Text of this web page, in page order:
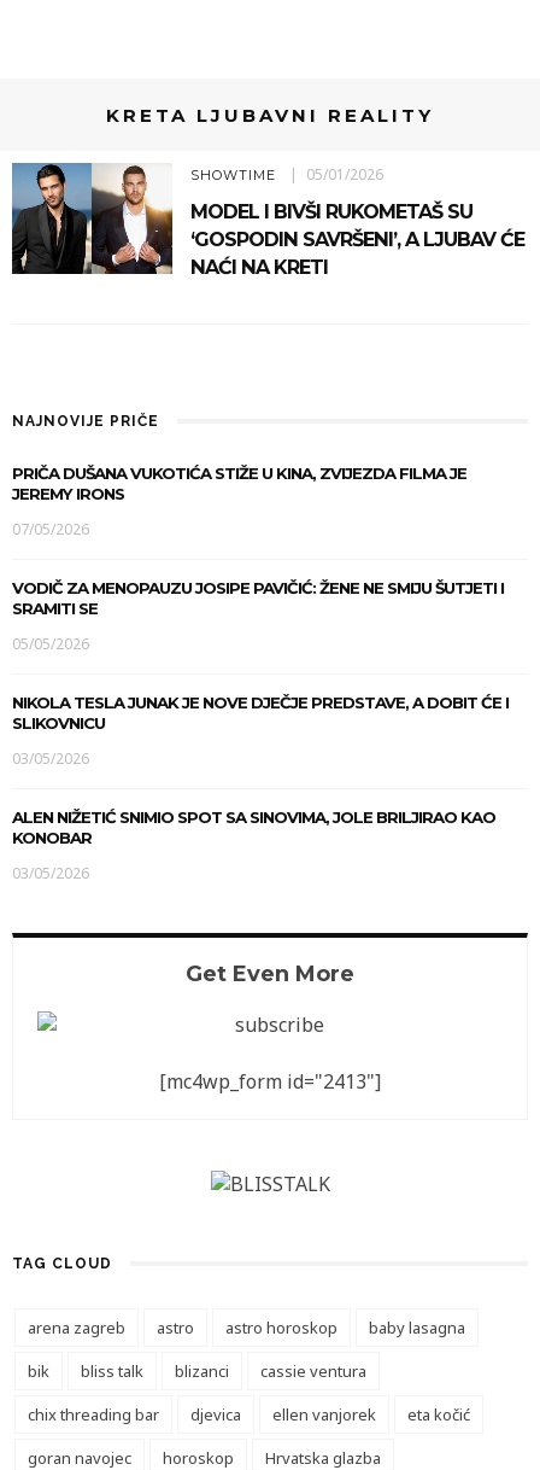
KRETA LJUBAVNI REALITY
SHOWTIME 05/01/2026
MODEL I BIVŠI RUKOMETAŠ SU
‘GOSPODIN SAVRŠENI’, A LJUBAV ĆE
NAĆI NA KRETI
NAJNOVIJE PRIČE
PRIČA DUŠANA VUKOTIĆA STIŽE U KINA, ZVIJEZDA FILMA JE
JEREMY IRONS
07/05/2026
VODIČ ZA MENOPAUZU JOSIPE PAVIČIĆ: ŽENE NE SMIJU ŠUTJETI I
SRAMITI SE
05/05/2026
NIKOLA TESLA JUNAK JE NOVE DJEČJE PREDSTAVE, A DOBIT ĆE I
SLIKOVNICU
03/05/2026
ALEN NIŽETIĆ SNIMIO SPOT SA SINOVIMA, JOLE BRILJIRAO KAO
KONOBAR
03/05/2026
Get Even More
[mc4wp_form id="2413"]
TAG CLOUD
arena zagreb astro astro horoskop
baby lasagna
bik
bliss talk blizanci
cassie ventura
chix threading bar
djevica ellen vanjorek
eta kočić
goran navojec
horoskop
Hrvatska glazba